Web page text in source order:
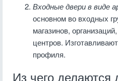
Входные двери в виде
основном во входных
магазинов,
центров.
профиля.
Из чего